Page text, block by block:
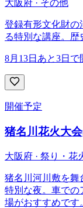
大阪府 · その他
登録有形文化財の
る特別な講座。歴
8月13日 あと3日で
開催予定
猪名川花火大会
大阪府 · 祭り・花
猪名川河川敷を舞
特別な夜。車での
場がおすすめです